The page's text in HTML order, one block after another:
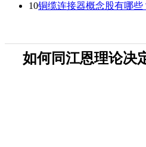
10铜缆连接器概念股有哪些
如何同江恩理论决